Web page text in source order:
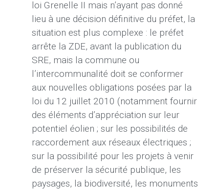
loi Grenelle II mais n’ayant pas donné
lieu à une décision définitive du préfet, la
situation est plus complexe : le préfet
arrête la ZDE, avant la publication du
SRE, mais la commune ou
l’intercommunalité doit se conformer
aux nouvelles obligations posées par la
loi du 12 juillet 2010 (notamment fournir
des éléments d’appréciation sur leur
potentiel éolien ; sur les possibilités de
raccordement aux réseaux électriques ;
sur la possibilité pour les projets à venir
de préserver la sécurité publique, les
paysages, la biodiversité, les monuments